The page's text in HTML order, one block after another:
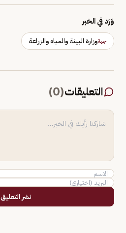
وَرَد في الخبر
جهةوزارة البيئة والمياه والزراعة
التعليقات(
0
)
نشر التعليق